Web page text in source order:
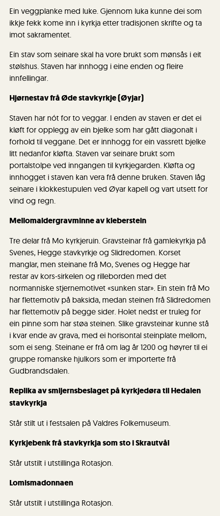
Ein veggplanke med luke. Gjennom luka kunne dei som
ikkje fekk kome inn i kyrkja etter tradisjonen skrifte og ta
imot sakramentet.
Ein stav som seinare skal ha vore brukt som mønsås i eit
stølshus. Staven har innhogg i eine enden og fleire
innfellingar.
Hjørnestav frå Øde stavkyrkje (Øyjar)
Staven har nót for to veggar. I enden av staven er det ei
kløft for opplegg av ein bjelke som har gått diagonalt i
forhold til veggane. Det er innhogg for ein vassrett bjelke
litt nedanfor kløfta. Staven var seinare brukt som
portalstolpe ved inngangen til kyrkjegarden. Kløfta og
innhogget i staven kan vera frå denne bruken. Staven låg
seinare i klokkestupulen ved Øyar kapell og vart utsett for
vind og regn.
Mellomaldergravminne av kleberstein
Tre delar frå Mo kyrkjeruin. Gravsteinar frå gamlekyrkja på
Svenes, Hegge stavkyrkje og Slidredomen. Korset
manglar, men steinane frå Mo, Svenes og Hegge har
restar av kors-sirkelen og rilleborden med det
normanniske stjernemotivet «sunken star». Ein stein frå Mo
har flettemotiv på baksida, medan steinen frå Slidredomen
har flettemotiv på begge sider. Holet nedst er truleg for
ein pinne som har støa steinen. Slike gravsteinar kunne stå
i kvar ende av grava, med ei horisontal steinplate mellom,
som ei seng. Steinane er frå om lag år 1200 og høyrer til ei
gruppe romanske hjulkors som er importerte frå
Gudbrandsdalen.
Replika av smijernsbeslaget på kyrkjedøra til Hedalen
stavkyrkja
Står stilt ut i festsalen på Valdres Folkemuseum.
Kyrkjebenk frå stavkyrkja som sto i Skrautvål
Står utstilt i utstillinga Rotasjon.
Lomismadonnaen
Står utstilt i utstillinga Rotasjon.